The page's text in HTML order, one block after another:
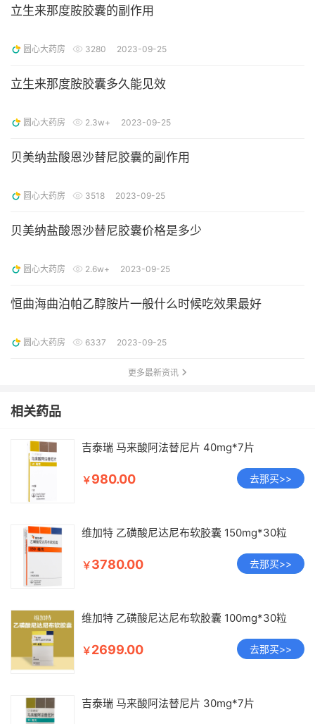
立生来那度胺胶囊的副作用
圆心大药房 3280 2023-09-25
立生来那度胺胶囊多久能见效
圆心大药房 2.3w+ 2023-09-25
贝美纳盐酸恩沙替尼胶囊的副作用
圆心大药房 3518 2023-09-25
贝美纳盐酸恩沙替尼胶囊价格是多少
圆心大药房 2.6w+ 2023-09-25
恒曲海曲泊帕乙醇胺片一般什么时候吃效果最好
圆心大药房 6337 2023-09-25
更多最新资讯
相关药品
吉泰瑞 马来酸阿法替尼片 40mg*7片
￥980.00 去那买>>
维加特 乙磺酸尼达尼布软胶囊 150mg*30粒
￥3780.00 去那买>>
维加特 乙磺酸尼达尼布软胶囊 100mg*30粒
￥2699.00 去那买>>
吉泰瑞 马来酸阿法替尼片 30mg*7片